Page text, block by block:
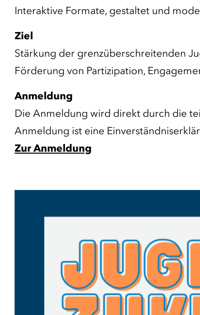
Interaktive Formate, gestaltet und
Ziel
Stärkung der grenzüberschreitenden
Förderung von Partizipation,
Anmeldung
Die Anmeldung wird direkt durch die
Anmeldung ist eine
Zur Anmeldung